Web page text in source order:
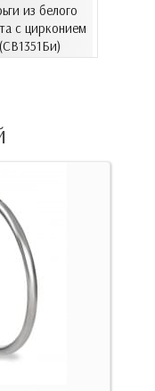
из белого
с цирконием
(СВ1351Би)